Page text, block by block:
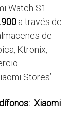
Watch S1
a través de
de
Ktronix,
Stores’.
Xiaomi